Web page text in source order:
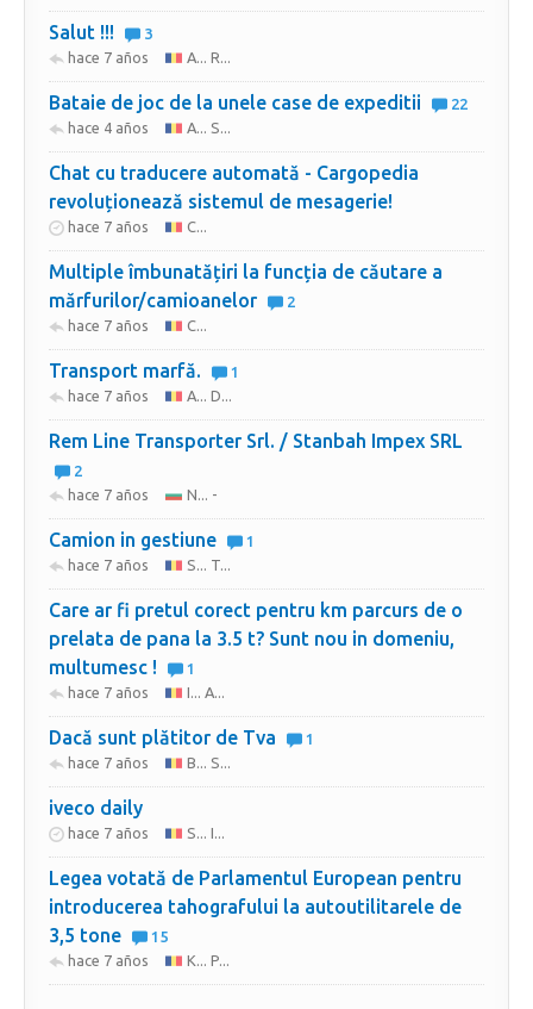
Salut !!!
3
hace 7 años
A... R...
Bataie de joc de la unele case de expeditii
22
hace 4 años
A... S...
Chat cu traducere automată - Cargopedia
revoluționează sistemul de mesagerie!
hace 7 años C...
Multiple îmbunatățiri la funcția de căutare a
mărfurilor/camioanelor
2
hace 7 años
C...
Transport marfă.
1
hace 7 años
A... D...
Rem Line Transporter Srl. / Stanbah Impex SRL
2
hace 7 años
N... -
Camion in gestiune
1
hace 7 años
S... T...
Care ar fi pretul corect pentru km parcurs de o
prelata de pana la 3.5 t? Sunt nou in domeniu,
multumesc !
1
hace 7 años
I... A...
Dacă sunt plătitor de Tva
1
hace 7 años
B... S...
iveco daily
hace 7 años S... I...
Legea votată de Parlamentul European pentru
introducerea tahografului la autoutilitarele de
3,5 tone
15
hace 7 años
K... P...